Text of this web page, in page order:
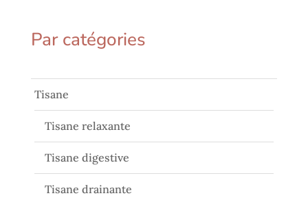
Par catégories
Tisane
Tisane relaxante
Tisane digestive
Tisane drainante